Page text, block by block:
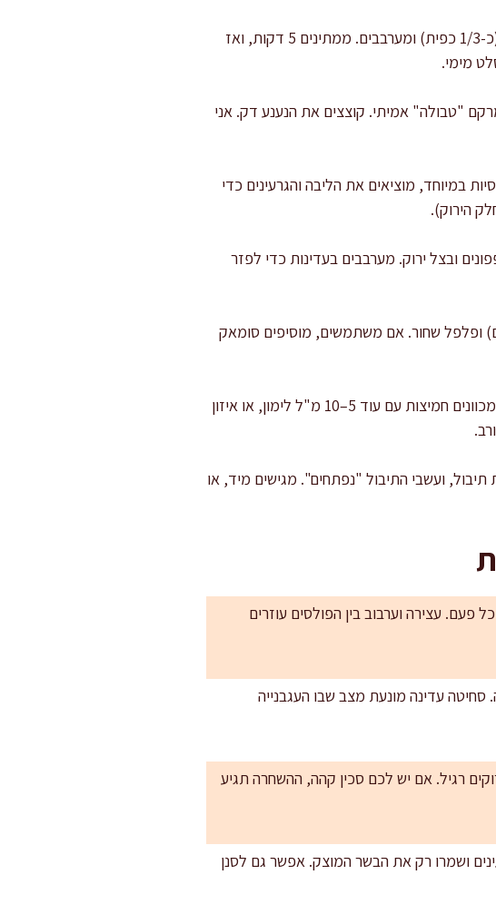
מייבשים וסוחטים בעדינות: מעבירים את פירורי הכרובית לקערה, מפזרים 2 גרם מלח (כ-1/3 כפית) ומערבבים. ממתינים 5 דקות, ואז
מימי.
"טבולה" אמיתי. קוצצים את הנענע דק. אני
חותכים עגבניות לקוביות של 5–7 מ"מ. אם הן עסיסיות במיוחד, מוציאים את הליבה והגרעינים כדי
הירוק).
ובצל ירוק. מערבבים בעדינות כדי לפזר
בקערית נפרדת מערבבים מיץ לימון, שמן זית, יתרת המלח (כ-4 גרם) ופלפל שחור. אם משתמשים, מוסיפים סומאק
מאחדים ומכוונים טעמים: יוצקים את הרוטב על הסלט ומערבבים. טועמים אחרי דקה, ומכוונים חמיצות עם עוד 5–10 מ"ל לימון, או איזון
סופגת תיבול, ועשבי התיבול "נפתחים". מגישים מיד, או
ולא על מחית: במעבד מזון עובדים בפולסים קצרים, 1–2 שניות כל פעם. עצירה וערבוב בין הפולסים עוזרים
עדינה מונעת מצב שבו העגבנייה
רגיל. אם יש לכם סכין קהה, ההשחרה תגיע
ושמרו רק את הבשר המוצק. אפשר גם לסנן